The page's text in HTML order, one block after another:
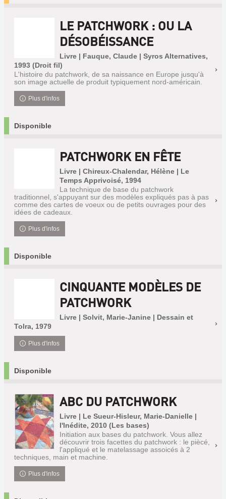
LE PATCHWORK : OU LA
DÉSOBÉISSANCE
Livre | Fauque, Claude | Syros Alternatives,
1993 (Droit fil)
L'histoire du patchwork, de sa naissance en Europe jusqu'à
son image actuelle de produit typiquement nord-américain.
Plus d'infos
Disponible
PATCHWORK EN FÊTE
Livre | Chireux-Chalendar, Hélène | Le
Temps Apprivoisé, 1994
La technique de base du patchwork
traditionnel, s'appuyant sur des modèles expliqués pas à pas
comme des cartes de voeux ou de petits ouvrages pour des
idées de cadeaux.
Plus d'infos
Disponible
CINQUANTE MODÈLES DE
PATCHWORK
Livre | Solvit, Marie-Janine | Dessain et
Tolra, 1979
Plus d'infos
Disponible
ABC DU PATCHWORK
Livre | Le Sueur-Hisleur, Marie-Danielle |
l'Inédite, 2010 (Les bases)
Initiation aux bases du patchwork. Vous allez
découvrir trois facettes du patchwork : le piècé,
l'appliqué et le matelassage assoicés à 2
techniques, main et machine.
Plus d'infos